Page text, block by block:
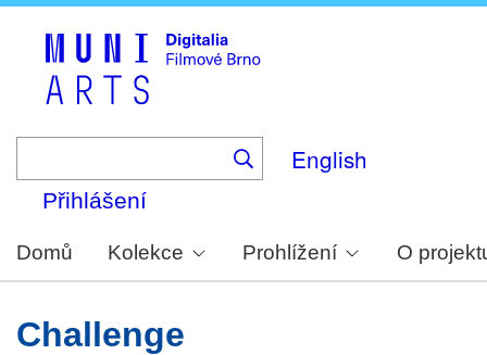
English
Přihlášení
Domů Kolekce Prohlížení O
Challenge